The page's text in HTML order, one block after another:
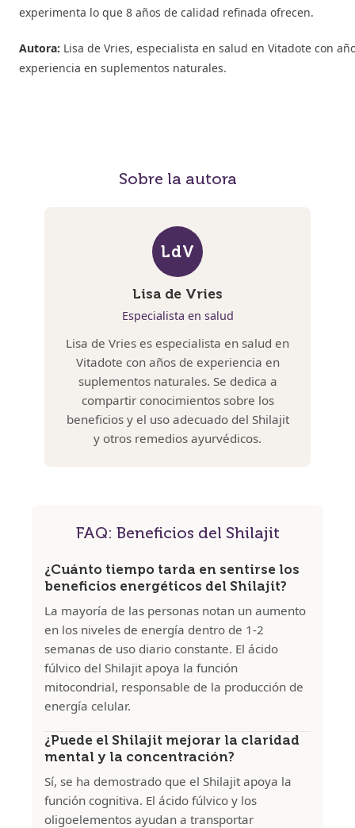
experimenta lo que 8 años de calidad refinada ofrecen.
Autora: Lisa de Vries, especialista en salud en Vitadote con
experiencia en suplementos naturales.
Sobre la autora
LdV
Lisa de Vries
Especialista en salud
Lisa de Vries es especialista en salud en
Vitadote con años de experiencia en
suplementos naturales. Se dedica a
compartir conocimientos sobre los
beneficios y el uso adecuado del Shilajit
y otros remedios ayurvédicos.
FAQ: Beneficios del Shilajit
¿Cuánto tiempo tarda en sentirse los
beneficios energéticos del Shilajit?
La mayoría de las personas notan un aumento
en los niveles de energía dentro de 1-2
semanas de uso diario constante. El ácido
fúlvico del Shilajit apoya la función
mitocondrial, responsable de la producción de
energía celular.
¿Puede el Shilajit mejorar la claridad
mental y la concentración?
Sí, se ha demostrado que el Shilajit apoya la
función cognitiva. El ácido fúlvico y los
oligoelementos ayudan a transportar